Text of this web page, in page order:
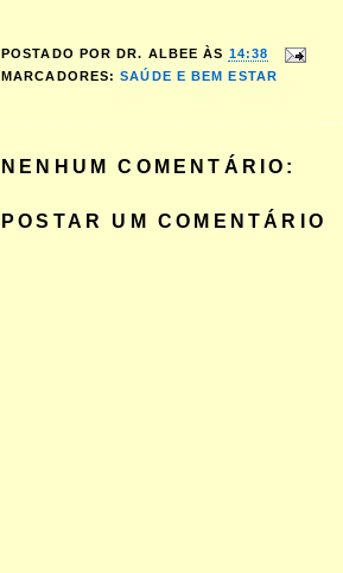
POSTADO POR DR. ALBEE ÀS 14:38
MARCADORES:SAÚDE E BEM ESTAR
NENHUM COMENTÁRIO:
POSTAR UM COMENTÁRIO